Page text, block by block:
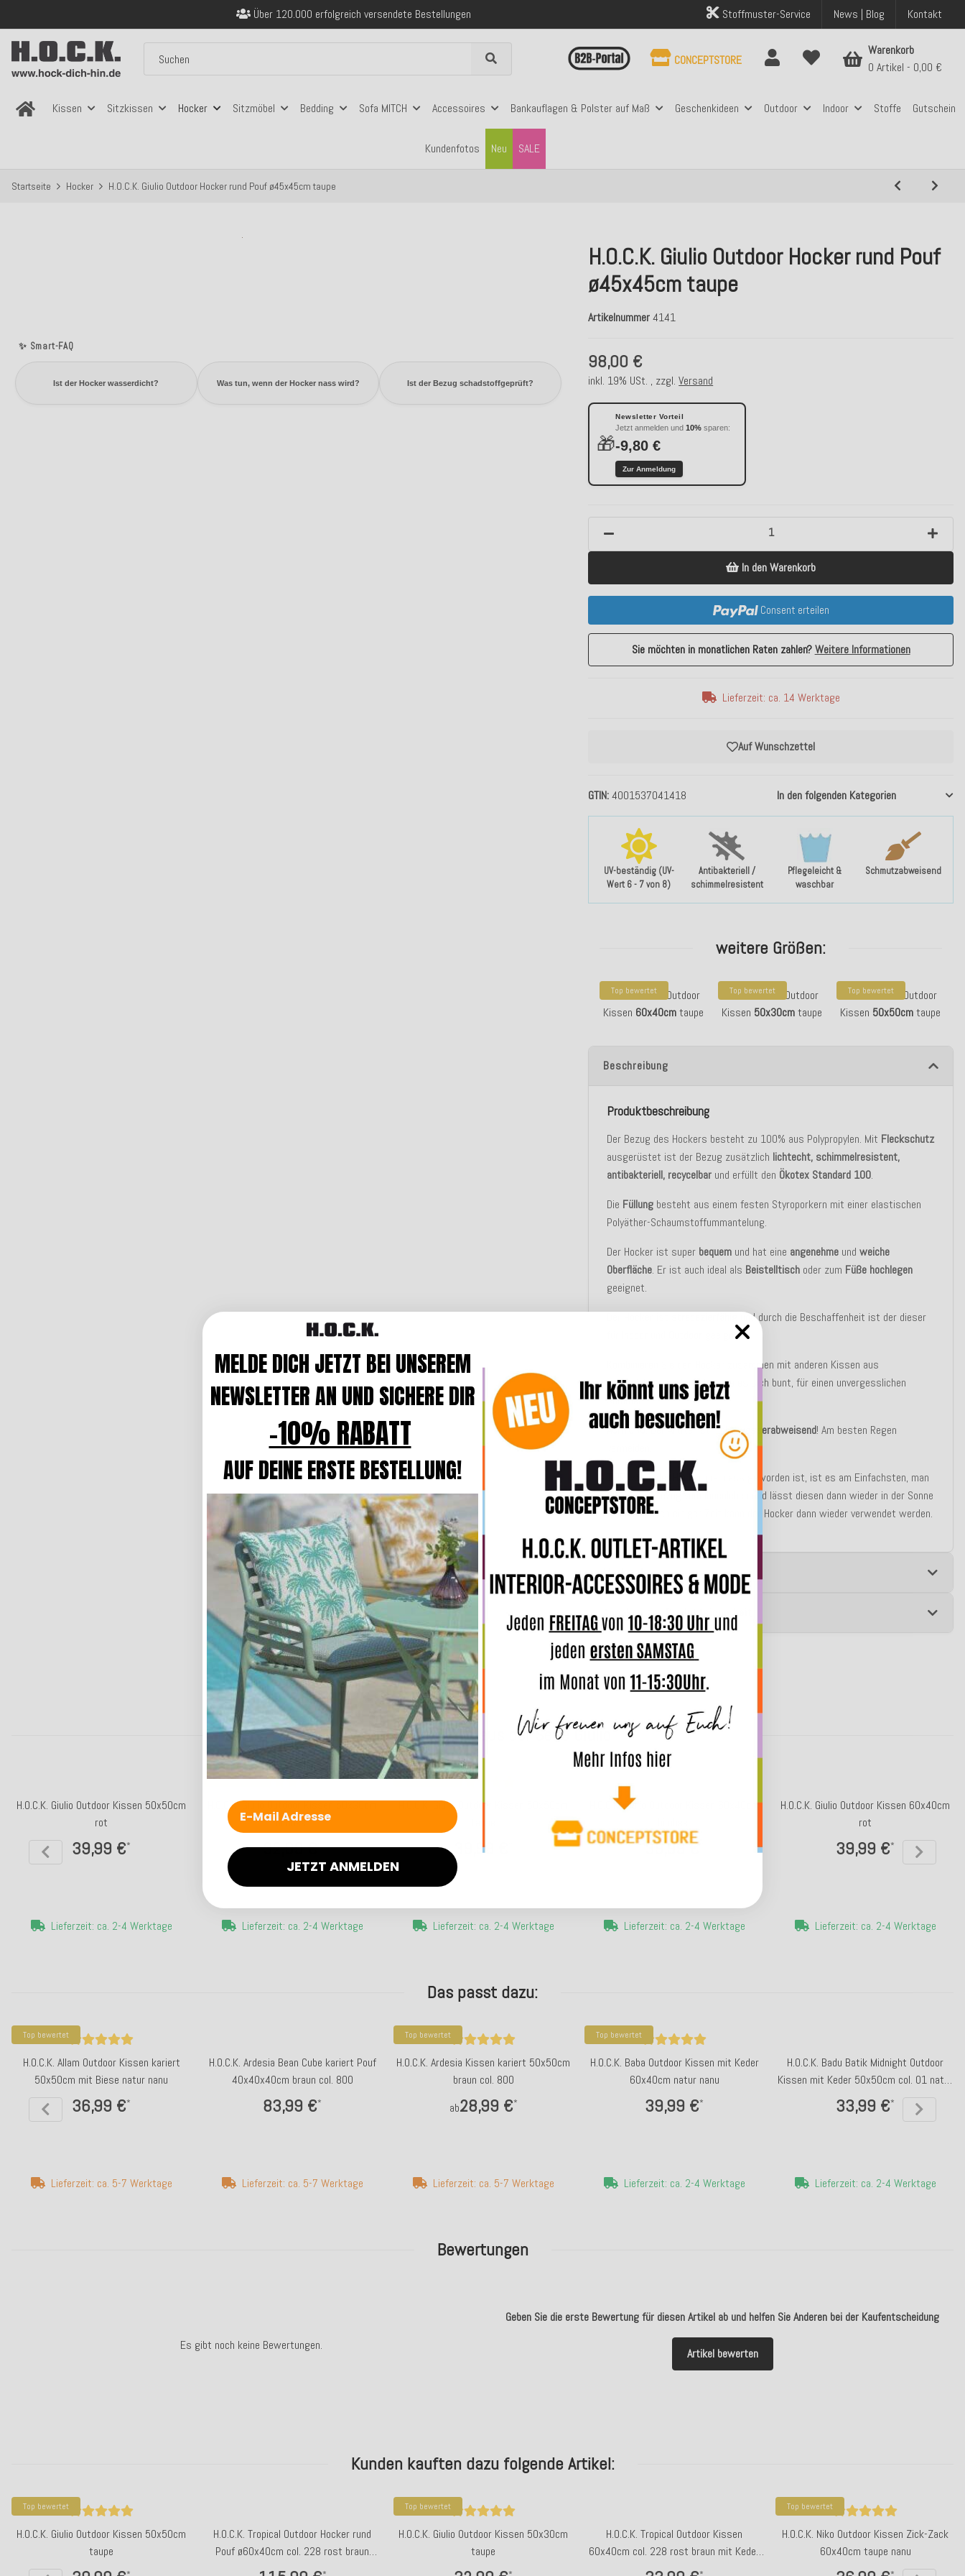
Sicher bezahlen mit Klarna, PayPal & Amazon Pay
Kostenloser Versand innerhalb Deutschlands ab 99€ Bestellwert
Stoffmuster-Service News | Blog Kontakt
Kissen Sitzkissen Hocker Sitzmöbel Bedding Sofa MITCH Accessoires Bankauflagen & Polster auf Maß Geschenkideen Outdoor Indoor Stoffe Gutschein
Kundenfotos SALE
Neu
CONCEPTSTORE
Warenkorb
0 Artikel
0,00 €
Startseite Hocker H.O.C.K. Giulio Outdoor Hocker rund Pouf ø45x45cm taupe
✨ Smart-FAQ
Ist der Hocker wasserdicht? Was tun, wenn der Hocker nass wird? Ist der Bezug schadstoffgeprüft?
H.O.C.K. Giulio Outdoor Hocker rund Pouf
ø45x45cm taupe
Artikelnummer4141
UV-beständig (UV-
Wert 6 - 7 von 8)
Antibakteriell /
schimmelresistent
Pflegeleicht &
waschbar
Schmutzabweisend
GTIN 4001537041418 In den folgenden Kategorien
98,00 €
inkl. 19% USt. , zzgl.Versand
🎁
Newsletter Vorteil
Jetzt anmelden und10% sparen:
-9,80 €
Zur Anmeldung
Auf Wunschzettel
In den Warenkorb
Consent erteilen
Sie möchten in monatlichen Raten zahlen?Weitere Informationen
Lieferzeit: ca. 14 Werktage
weitere Größen:
Top bewertet
H.O.C.K. Giulio Outdoor
Kissen 60x40cmtaupe
Top bewertet
H.O.C.K. Giulio Outdoor
Kissen 50x30cmtaupe
Top bewertet
H.O.C.K. Giulio Outdoor
Kissen 50x50cmtaupe
Beschreibung
Produktbeschreibung
Der Bezug des Hockers besteht zu 100% aus Polypropylen. Mit Fleckschutz
ausgerüstet ist der Bezug zusätzlich lichtecht, schimmelresistent,
antibakteriell, recycelbar und erfüllt den Ökotex Standard 100.
Die Füllung besteht aus einem festen Styroporkern mit einer elastischen
Polyäther-Schaumstoffummantelung.
Der Hocker ist super bequem und hat eine angenehme undweiche
Oberfläche. Er ist auch ideal als Beistelltisch oder zum Füße hochlegen
geeignet.
und durch die Beschaffenheit ist der dieser
geeignet.
Kombinieren Sie den Hocker zusammen mit anderen Kissen aus
der Kollektion und machen Sie es sich bunt, für einen unvergesslichen
Sommer!
ACHTUNG:Der Artikel istnicht wasserabweisend! Am besten Regen
wenn der Hocker mal nass geworden ist, ist es am Einfachsten, man
trennt den Bezug vom Innenleben und lässt diesen dann wieder in der Sonne
trocknen, nach einiger Zeit kann der Hocker dann wieder verwendet werden.
Merkmale
Angaben zur Produktsicherheit
Bewertungen
Geben Sie die erste Bewertung für diesen Artikel ab und helfen Sie Anderen bei der Kaufentscheidung
Artikel bewerten
Es gibt noch keine Bewertungen.
Weitere Produkte aus der Serie Giulio
H.O.C.K. Giulio Outdoor Kissen 50x50cm
rot
39,99 €*
Lieferzeit: ca. 2-4 Werktage
Top bewertet
H.O.C.K. Giulio Outdoor Kissen 50x30cm
himbeer
32,99 €*
Lieferzeit: ca. 2-4 Werktage
Top bewertet
H.O.C.K. Giulio Outdoor Kissen 50x50cm
39,99 €
Lieferzeit: ca. 2-4 Werktage
H.O.C.K. Giulio Outdoor Kissen 60x40cm
39,99 €
Lieferzeit: ca. 2-4 Werktage
H.O.C.K. Giulio Outdoor Kissen 60x40cm
rot
39,99 €*
Lieferzeit: ca. 2-4 Werktage
Das passt dazu:
Top bewertet
H.O.C.K. Allam Outdoor Kissen kariert
50x50cm mit Biese natur nanu
36,99 €*
Lieferzeit: ca. 5-7 Werktage
H.O.C.K. Ardesia Bean Cube kariert Pouf
40x40x40cm braun col. 800
83,99 €*
Lieferzeit: ca. 5-7 Werktage
Top bewertet
H.O.C.K. Ardesia Kissen kariert 50x50cm
braun col. 800
ab28,99 €*
Lieferzeit: ca. 5-7 Werktage
Top bewertet
H.O.C.K. Baba Outdoor Kissen mit Keder
60x40cm natur nanu
39,99 €*
Lieferzeit: ca. 2-4 Werktage
H.O.C.K. Badu Batik Midnight Outdoor
Kissen mit Keder 50x50cm col. 01 natur
beige
33,99 €*
Lieferzeit: ca. 2-4 Werktage
Kunden kauften dazu folgende Artikel:
Top bewertet
H.O.C.K. Giulio Outdoor Kissen 50x50cm
taupe
H.O.C.K. Tropical Outdoor Hocker rund
Pouf ø60x40cm col. 228 rost braun
sunny
Top bewertet
H.O.C.K. Giulio Outdoor Kissen 50x30cm
taupe
H.O.C.K. Tropical Outdoor Kissen
60x40cm col. 228 rost braun mit Keder
schwarz sunny
Top bewertet
H.O.C.K. Niko Outdoor Kissen Zick-Zack
60x40cm taupe nanu
MELDE DICH JETZT BEI UNSEREM
NEWSLETTER AN UND SICHERE DIR
-10% RABATT
AUF DEINE ERSTE BESTELLUNG!
JETZT ANMELDEN